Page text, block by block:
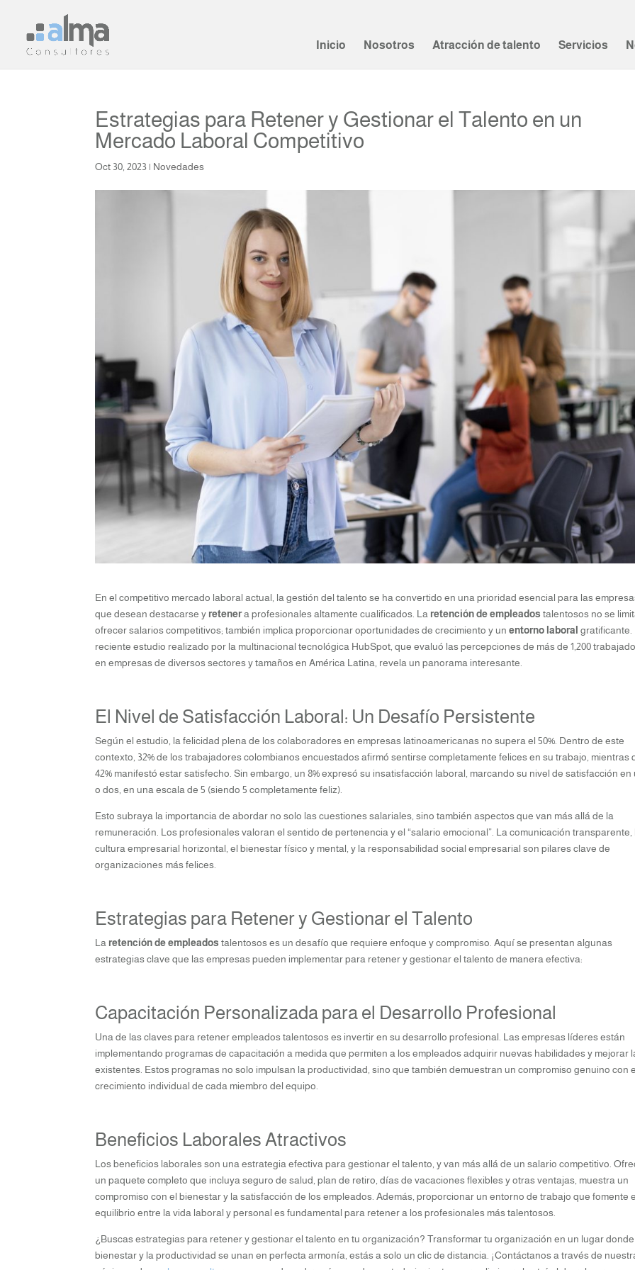
Inicio Nosotros Atracción de talento Servicios
Estrategias para Retener y Gestionar el Talento en un
Mercado Laboral Competitivo
Oct 30, 2023 | Novedades
En el competitivo mercado laboral actual, la gestión del talento se ha convertido en una prioridad esencial para las
que desean destacarse y retenera profesionales altamente cualificados. La retención de empleados talentosos no se
ofrecer salarios competitivos; también implica proporcionar oportunidades de crecimiento y unentorno laboral gratificante.
reciente estudio realizado por la multinacional tecnológica HubSpot, que evaluó las percepciones de más de 1,200
en empresas de diversos sectores y tamaños en América Latina, revela un panorama interesante.
El Nivel de Satisfacción Laboral: Un Desafío Persistente
Según el estudio, la felicidad plena de los colaboradores en empresas latinoamericanas no supera el 50%. Dentro de este
contexto, 32% de los trabajadores colombianos encuestados afirmó sentirse completamente felices en su trabajo, mientras
42% manifestó estar satisfecho. Sin embargo, un 8% expresó su insatisfacción laboral, marcando su nivel de satisfacción en
o dos, en una escala de 5 (siendo 5 completamente feliz).
Esto subraya la importancia de abordar no solo las cuestiones salariales, sino también aspectos que van más allá de la
remuneración. Los profesionales valoran el sentido de pertenencia y el “salario emocional”. La comunicación transparente,
cultura empresarial horizontal, el bienestar físico y mental, y la responsabilidad social empresarial son pilares clave de
organizaciones más felices.
Estrategias para Retener y Gestionar el Talento
La retención de empleados talentosos es un desafío que requiere enfoque y compromiso. Aquí se presentan algunas
estrategias clave que las empresas pueden implementar para retener y gestionar el talento de manera efectiva:
Capacitación Personalizada para el Desarrollo Profesional
Una de las claves para retener empleados talentosos es invertir en su desarrollo profesional. Las empresas líderes están
implementando programas de capacitación a medida que permiten a los empleados adquirir nuevas habilidades y mejorar
existentes. Estos programas no solo impulsan la productividad, sino que también demuestran un compromiso genuino con
crecimiento individual de cada miembro del equipo.
Beneficios Laborales Atractivos
Los beneficios laborales son una estrategia efectiva para gestionar el talento, y van más allá de un salario competitivo.
un paquete completo que incluya seguro de salud, plan de retiro, días de vacaciones flexibles y otras ventajas, muestra un
compromiso con el bienestar y la satisfacción de los empleados. Además, proporcionar un entorno de trabajo que fomente
equilibrio entre la vida laboral y personal es fundamental para retener a los profesionales más talentosos.
¿Buscas estrategias para retener y gestionar el talento en tu organización? Transformar tu organización en un lugar donde
bienestar y la productividad se unan en perfecta armonía, estás a solo un clic de distancia. ¡Contáctanos a través de